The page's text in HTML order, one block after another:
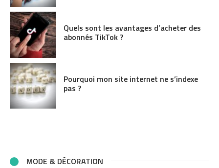
Quels sont les avantages d’acheter des
abonnés TikTok ?
Pourquoi mon site internet ne s’indexe
pas ?
MODE & DÉCORATION